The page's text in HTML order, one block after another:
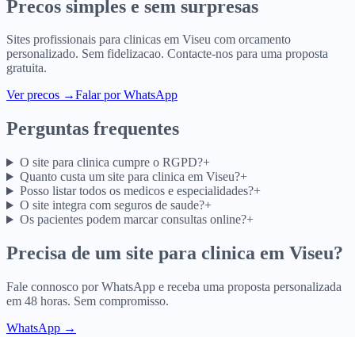
Precos simples e sem surpresas
Sites profissionais para clinicas em Viseu com orcamento
personalizado. Sem fidelizacao. Contacte-nos para uma proposta
gratuita.
Ver precos →Falar por WhatsApp
Perguntas frequentes
O site para clinica cumpre o RGPD?+
Quanto custa um site para clinica em Viseu?+
Posso listar todos os medicos e especialidades?+
O site integra com seguros de saude?+
Os pacientes podem marcar consultas online?+
Precisa de um site para clinica em Viseu?
Fale connosco por WhatsApp e receba uma proposta personalizada
em 48 horas. Sem compromisso.
WhatsApp →